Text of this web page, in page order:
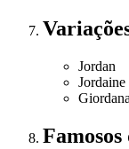
Jordan
Jordaine
Giordana
Famosos